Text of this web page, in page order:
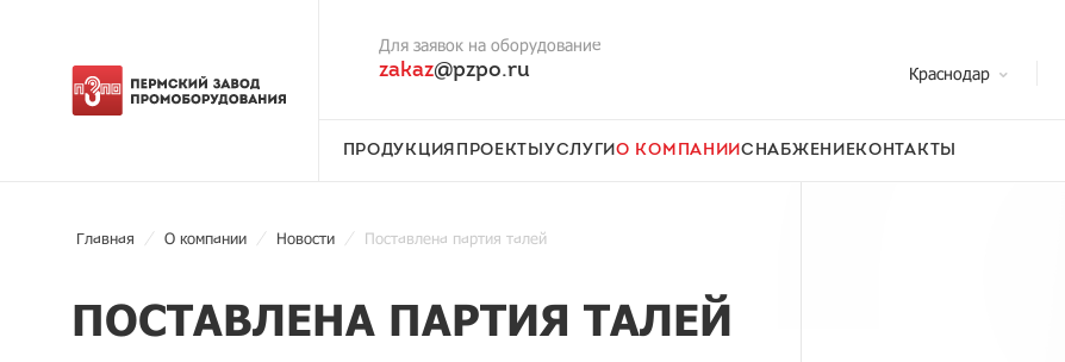
Для заявок на оборудование
zakaz@pzpo.ru Краснодар
ПРОДУКЦИЯ ПРОЕКТЫ УСЛУГИО КОМПАНИИСНАБЖЕНИЕКОНТАКТЫ
Главная О компании Новости Поставлена партия талей
ПОСТАВЛЕНА ПАРТИЯ ТАЛЕЙ